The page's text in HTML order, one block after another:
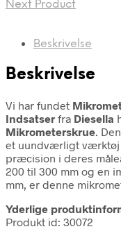
Next Product
Beskrivelse
Beskrivelse
Vi har fundet
Indsatser fra Diesella
Mikrometerskrue.
et uundværligt værktøj
præcision i deres
200 til 300 mm og en
mm, er denne
Yderlige
Produkt id: 30072